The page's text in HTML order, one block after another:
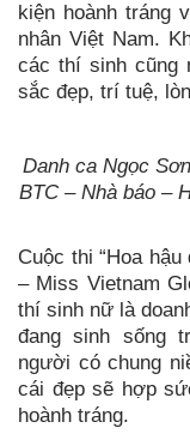
kiện hoành tráng
nhân Việt Nam.
các thí sinh cũng
sắc đẹp, trí tuệ,
Danh ca Ngọc
BTC – Nhà báo –
Cuộc thi “Hoa
– Miss Vietnam
thí sinh nữ là
đang sinh sống
người có chung
cái đẹp sẽ hợp
hoành tráng.